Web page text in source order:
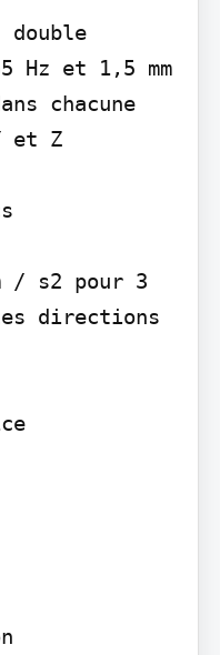
double
Hz et 1,5 mm
chacune
et Z
/ s2 pour 3
directions